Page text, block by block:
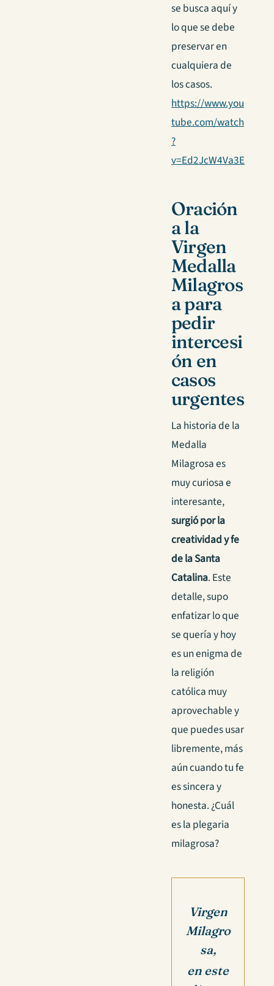
se busca aquí y
lo que se debe
preservar en
cualquiera de
los casos.
https://www.you
tube.com/watch
?
v=Ed2JcW4Va3E
Oración
a la
Virgen
Medalla
Milagros
a para
pedir
intercesi
ón en
casos
urgentes
La historia de la
Medalla
Milagrosa es
muy curiosa e
interesante,
surgió por la
creatividad y fe
de la Santa
Catalina. Este
detalle, supo
enfatizar lo que
se quería y hoy
es un enigma de
la religión
católica muy
aprovechable y
que puedes usar
libremente, más
aún cuando tu fe
es sincera y
honesta. ¿Cuál
es la plegaria
milagrosa?
Virgen
Milagro
sa,
en este